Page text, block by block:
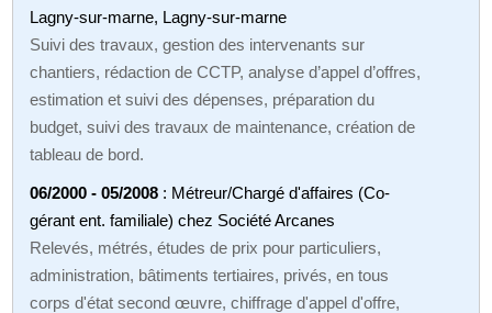
Lagny-sur-marne, Lagny-sur-marne
Suivi des travaux, gestion des intervenants sur
chantiers, rédaction de CCTP, analyse d’appel d’offres,
estimation et suivi des dépenses, préparation du
budget, suivi des travaux de maintenance, création de
tableau de bord.
06/2000 - 05/2008 : Métreur/Chargé d'affaires (Co-
gérant ent. familiale) chez Société Arcanes
Relevés, métrés, études de prix pour particuliers,
administration, bâtiments tertiaires, privés, en tous
corps d'état second œuvre, chiffrage d'appel d'offre,